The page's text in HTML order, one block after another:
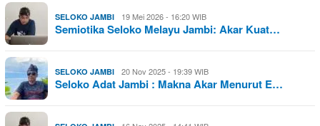
SELOKO JAMBI 19 Mei 2026 - 16:20 WIB
Semiotika Seloko Melayu Jambi: Akar Kuat…
SELOKO JAMBI 20 Nov 2025 - 19:39 WIB
Seloko Adat Jambi : Makna Akar Menurut E…